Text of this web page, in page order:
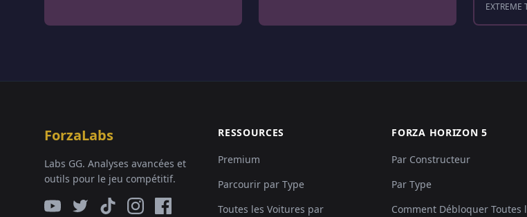
EXTREME
ForzaLabs
Labs GG. Analyses avancées et
outils pour le jeu compétitif.
RESSOURCES
Premium
Parcourir par Type
Toutes les Voitures par
FORZA HORIZON 5
Par Constructeur
Par Type
Comment Débloquer Toutes